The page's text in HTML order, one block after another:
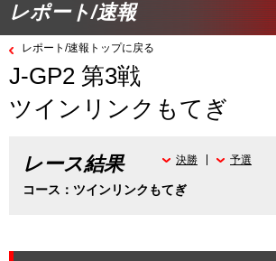
レポート/速報
レポート/速報トップに戻る
J-GP2 第3戦
ツインリンクもてぎ
レース結果
コース：ツインリンクもてぎ
決勝 予選